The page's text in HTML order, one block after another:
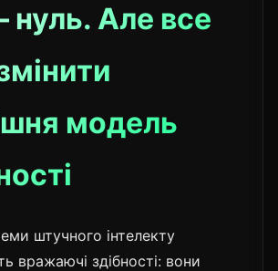
нуль. Але все
модель
штучного інтелекту
вражаючі здібності: вони